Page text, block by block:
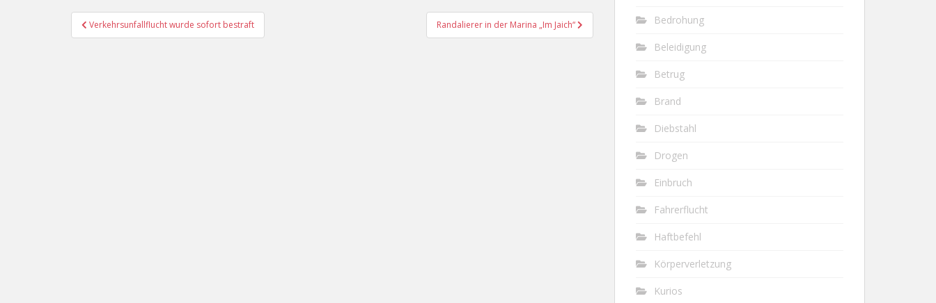
Beitragsnavigation
Verkehrsunfallflucht wurde sofort bestraft Randalierer in der Marina „Im Jaich“ Bedrohung
Beleidigung
Betrug
Brand
Diebstahl
Drogen
Einbruch
Fahrerflucht
Haftbefehl
Körperverletzung
Kurios